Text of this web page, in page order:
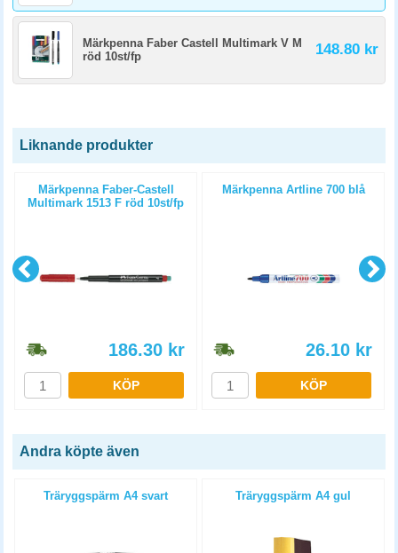
Märkpenna Faber Castell Multimark V M
röd 10st/fp
148.80 kr
Liknande produkter
Märkpenna Faber-Castell
Multimark 1513 F röd 10st/fp
186.30 kr
KÖP
Märkpenna Artline 700 blå
26.10 kr
KÖP
Andra köpte även
Träryggspärm A4 svart Träryggspärm A4 gul